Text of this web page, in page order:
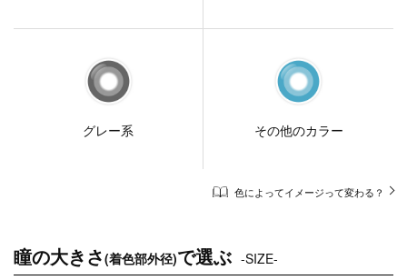
グレー系 その他のカラー
色によってイメージって変わる？
瞳の大きさ(着色部外径)で選ぶ -SIZE-